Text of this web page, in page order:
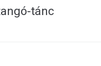
tánc